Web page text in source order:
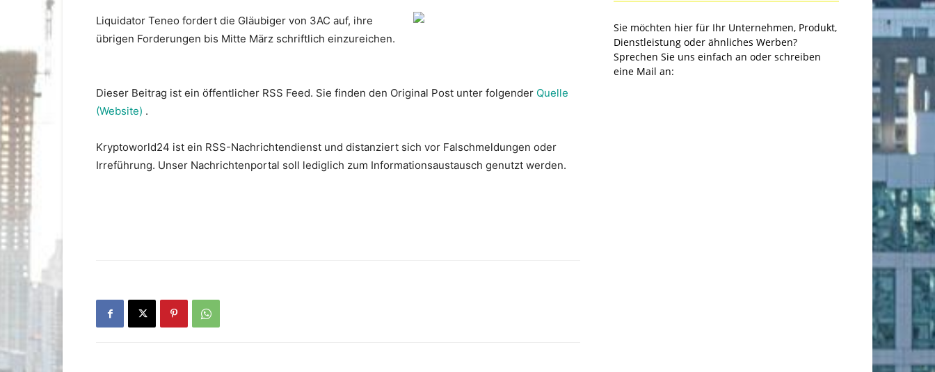
Liquidator Teneo fordert die Gläubiger von 3AC auf, ihre
übrigen Forderungen bis Mitte März schriftlich einzureichen.
Dieser Beitrag ist ein öffentlicher RSS Feed. Sie finden den Original Post unter folgender Quelle
(Website) .
Kryptoworld24 ist ein RSS-Nachrichtendienst und distanziert sich vor Falschmeldungen oder
Irreführung. Unser Nachrichtenportal soll lediglich zum Informationsaustausch genutzt werden.
Sie möchten hier für Ihr Unternehmen, Produkt,
Dienstleistung oder ähnliches Werben?
Sprechen Sie uns einfach an oder schreiben
eine Mail an: